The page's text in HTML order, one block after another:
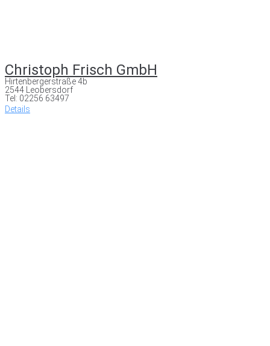
Christoph Frisch GmbH
Hirtenbergerstraße 4b
2544 Leobersdorf
Tel: 02256 63497
Details